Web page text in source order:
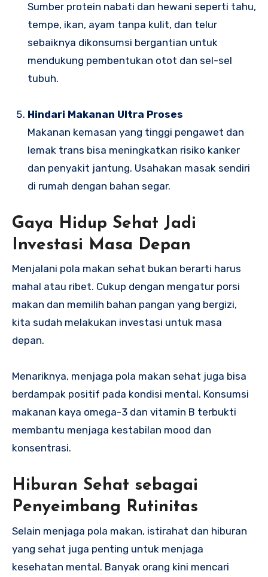
Sumber protein nabati dan hewani seperti tahu,
tempe, ikan, ayam tanpa kulit, dan telur
sebaiknya dikonsumsi bergantian untuk
mendukung pembentukan otot dan sel-sel
tubuh.
Hindari Makanan Ultra Proses
Makanan kemasan yang tinggi pengawet dan
lemak trans bisa meningkatkan risiko kanker
dan penyakit jantung. Usahakan masak sendiri
di rumah dengan bahan segar.
Gaya Hidup Sehat Jadi
Investasi Masa Depan
Menjalani pola makan sehat bukan berarti harus
mahal atau ribet. Cukup dengan mengatur porsi
makan dan memilih bahan pangan yang bergizi,
kita sudah melakukan investasi untuk masa
depan.
Menariknya, menjaga pola makan sehat juga bisa
berdampak positif pada kondisi mental. Konsumsi
makanan kaya omega-3 dan vitamin B terbukti
membantu menjaga kestabilan mood dan
konsentrasi.
Hiburan Sehat sebagai
Penyeimbang Rutinitas
Selain menjaga pola makan, istirahat dan hiburan
yang sehat juga penting untuk menjaga
kesehatan mental. Banyak orang kini mencari